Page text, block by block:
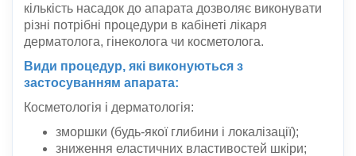
кількість насадок до апарата дозволяє виконувати
різні потрібні процедури в кабінеті лікаря
дерматолога, гінеколога чи косметолога.
Види процедур, які виконуються з
застосуванням апарата:
Косметологія і дерматологія:
зморшки (будь-якої глибини і локалізації);
зниження еластичних властивостей шкіри;